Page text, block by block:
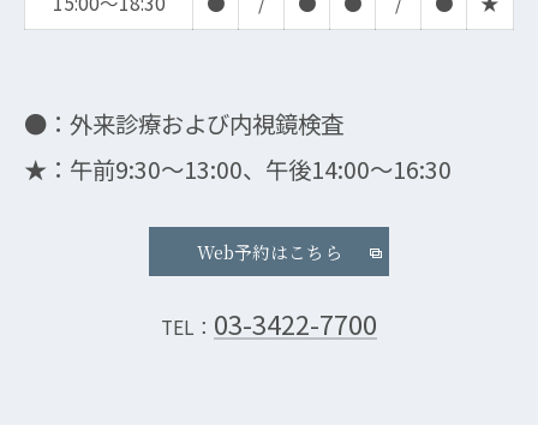
●：外来診療および内視鏡検査
★：午前9:30～13:00、午後14:00～16:30
Web予約はこちら
TEL： 03-3422-7700